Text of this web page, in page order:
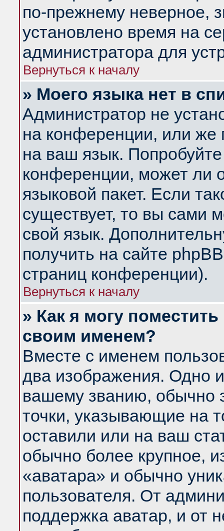
по-прежнему неверное,
установлено время на
администратора для
Вернуться к началу
» Моего языка нет в
Администратор не
на конференции, или же
на ваш язык.
конференции, может ли
языковой пакет. Если
существует, то вы сами
свой язык.
получить на сайте
страниц конференции).
Вернуться к началу
» Как я могу
своим именем?
Вместе с именем
два изображения. Одно
вашему званию, обычно
точки, указывающие на
оставили или на ваш
обычно более крупное,
«аватара» и обычно
пользователя. От
поддержка аватар, и от